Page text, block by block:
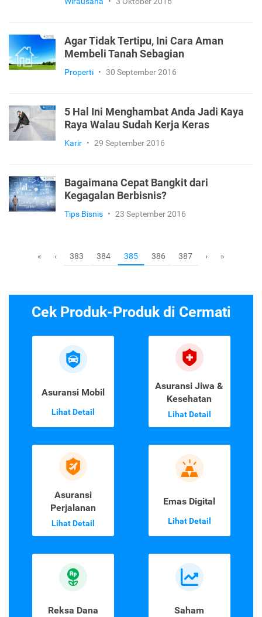
Agar Tidak Tertipu, Ini Cara Aman
Membeli Tanah Sebagian
Properti • 30 September 2016
5 Hal Ini Menghambat Anda Jadi Kaya
Raya Walau Sudah Kerja Keras
Karir • 29 September 2016
Bagaimana Cepat Bangkit dari
Kegagalan Berbisnis?
Tips Bisnis • 23 September 2016
« ‹ 383 384 385 386 387 › »
Cek Produk-Produk di Cermati
Asuransi Mobil
Lihat Detail
Asuransi Jiwa &
Kesehatan
Lihat Detail
Asuransi
Perjalanan
Lihat Detail
Emas Digital
Lihat Detail
Reksa Dana Saham